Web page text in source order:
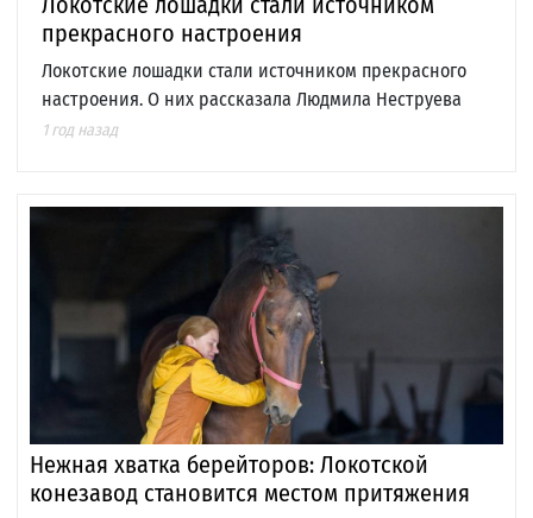
прекрасного настроения
Локотские лошадки стали источником прекрасного
настроения. О них рассказала Людмила Неструева
1 год назад
Нежная хватка берейторов: Локотской
конезавод становится местом притяжения